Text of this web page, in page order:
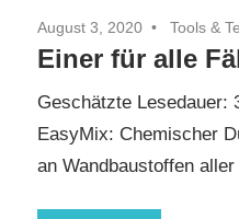
August 3, 2020 Tools &
Einer für alle
Geschätzte Lesedauer:
EasyMix: Chemischer
an Wandbaustoffen aller